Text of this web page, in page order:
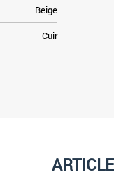
Beige
Cuir